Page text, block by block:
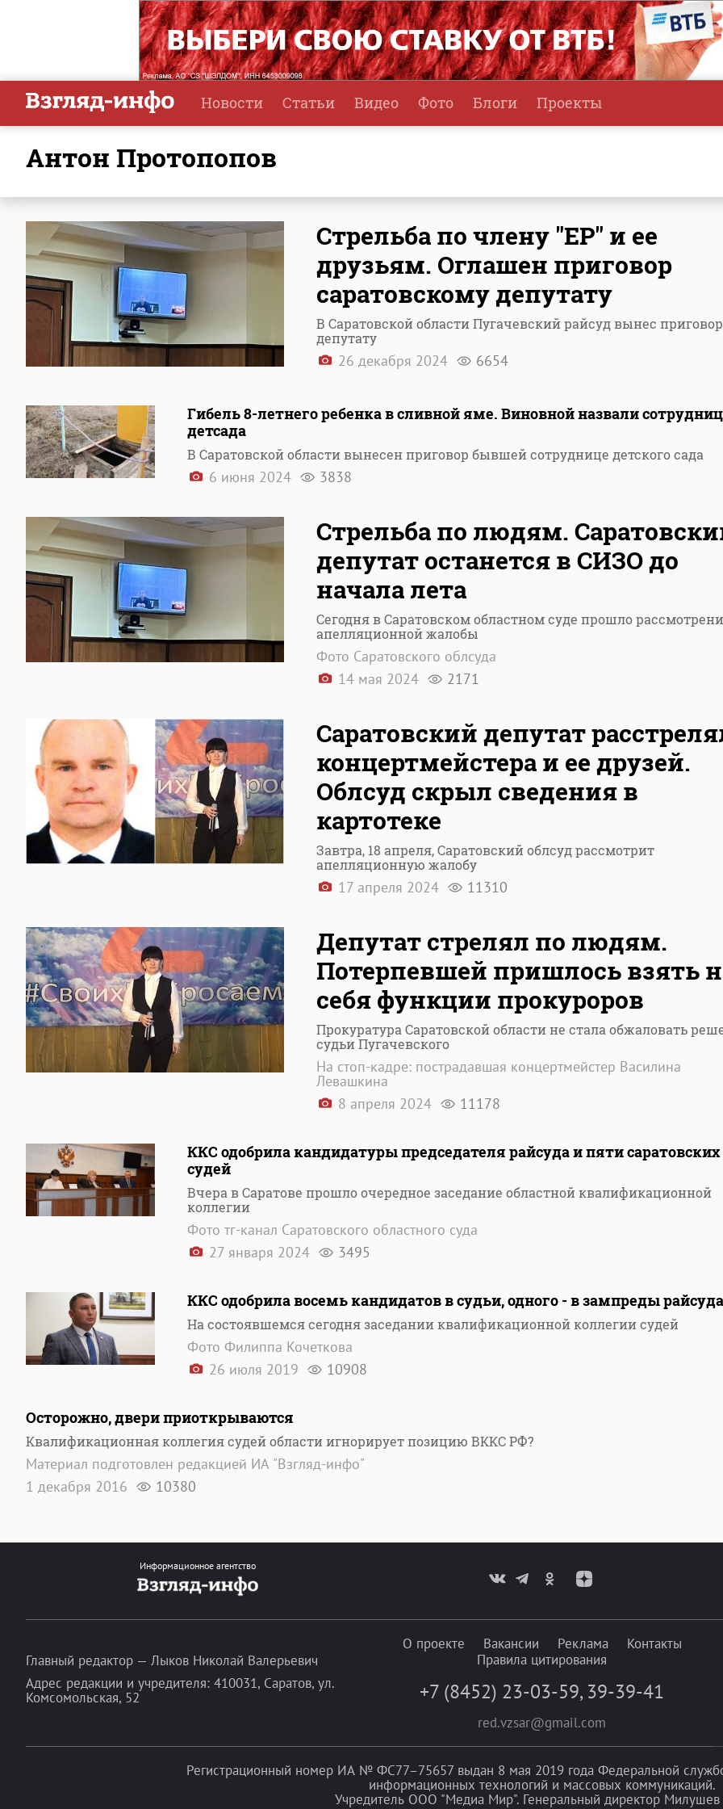
Новости Статьи Видео Фото Блоги Проекты
Антон Протопопов
Стрельба по члену "ЕР" и ее
друзьям. Оглашен приговор
саратовскому депутату
В Саратовской области Пугачевский райсуд вынес приговор
депутату
26 декабря 2024 6654
Гибель 8-летнего ребенка в сливной яме. Виновной назвали
детсада
В Саратовской области вынесен приговор бывшей сотруднице детского сада
6 июня 2024 3838
Стрельба по людям.
депутат останется в СИЗО до
начала лета
Сегодня в Саратовском областном суде прошло
апелляционной жалобы
Фото Саратовского облсуда
14 мая 2024
2171
Саратовский депутат
концертмейстера и ее друзей.
Облсуд скрыл сведения в
картотеке
Завтра, 18 апреля, Саратовский облсуд рассмотрит
апелляционную жалобу
17 апреля 2024 11310
Депутат стрелял по людям.
Потерпевшей пришлось взять
себя функции прокуроров
Прокуратура Саратовской области не стала обжаловать
судьи Пугачевского
На стоп-кадре: пострадавшая концертмейстер Василина
Левашкина
8 апреля 2024
11178
ККС одобрила кандидатуры председателя райсуда и пяти саратовских
судей
Вчера в Саратове прошло очередное заседание областной квалификационной
коллегии
Фото тг-канал Саратовского областного суда
27 января 2024
3495
ККС одобрила восемь кандидатов в судьи, одного - в зампреды райсуда
На состоявшемся сегодня заседании квалификационной коллегии судей
Фото Филиппа Кочеткова
26 июля 2019
10908
Осторожно, двери приоткрываются
Квалификационная коллегия судей области игнорирует позицию ВККС РФ?
Материал подготовлен редакцией ИА "Взгляд-инфо"
1 декабря 2016
10380
Информационное агентство
Главный редактор — Лыков Николай Валерьевич
Адрес редакции и учредителя: 410031, Саратов, ул.
Комсомольская, 52
О проекте Вакансии Реклама
Контакты
Правила цитирования
+7 (8452) 23-03-59, 39-39-41
red.vzsar@gmail.com
Регистрационный номер ИА № ФС77–75657 выдан 8 мая 2019 года Федеральной
информационных технологий и массовых коммуникаций.
Учредитель ООО "Медиа Мир". Генеральный директор